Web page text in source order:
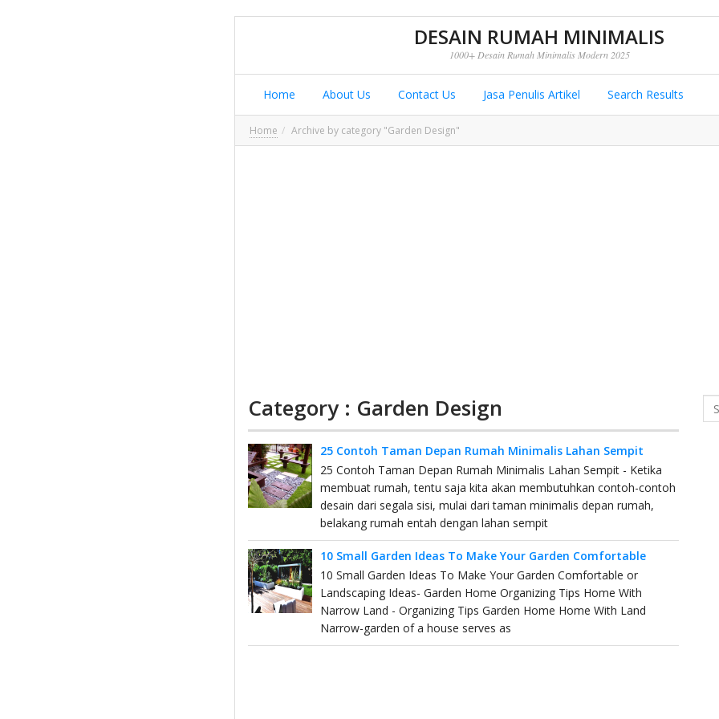
DESAIN RUMAH MINIMALIS
1000+ Desain Rumah Minimalis Modern 2025
Home About Us Contact Us Jasa Penulis Artikel Search Results
Home Archive by category "Garden Design"
Category : Garden Design
25 Contoh Taman Depan Rumah Minimalis Lahan Sempit
25 Contoh Taman Depan Rumah Minimalis Lahan Sempit - Ketika
membuat rumah, tentu saja kita akan membutuhkan contoh-contoh
desain dari segala sisi, mulai dari taman minimalis depan rumah,
belakang rumah entah dengan lahan sempit
10 Small Garden Ideas To Make Your Garden Comfortable
10 Small Garden Ideas To Make Your Garden Comfortable or
Landscaping Ideas- Garden Home Organizing Tips Home With
Narrow Land - Organizing Tips Garden Home Home With Land
Narrow-garden of a house serves as